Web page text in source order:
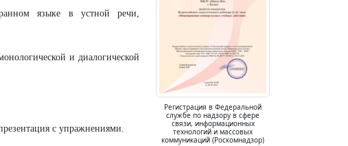
языке в устной речи,
и диалогической
с упражнениями.
Регистрация в Федеральной
службе по надзору в сфере
связи, информационных
технологий и массовых
коммуникаций (Роскомнадзор)